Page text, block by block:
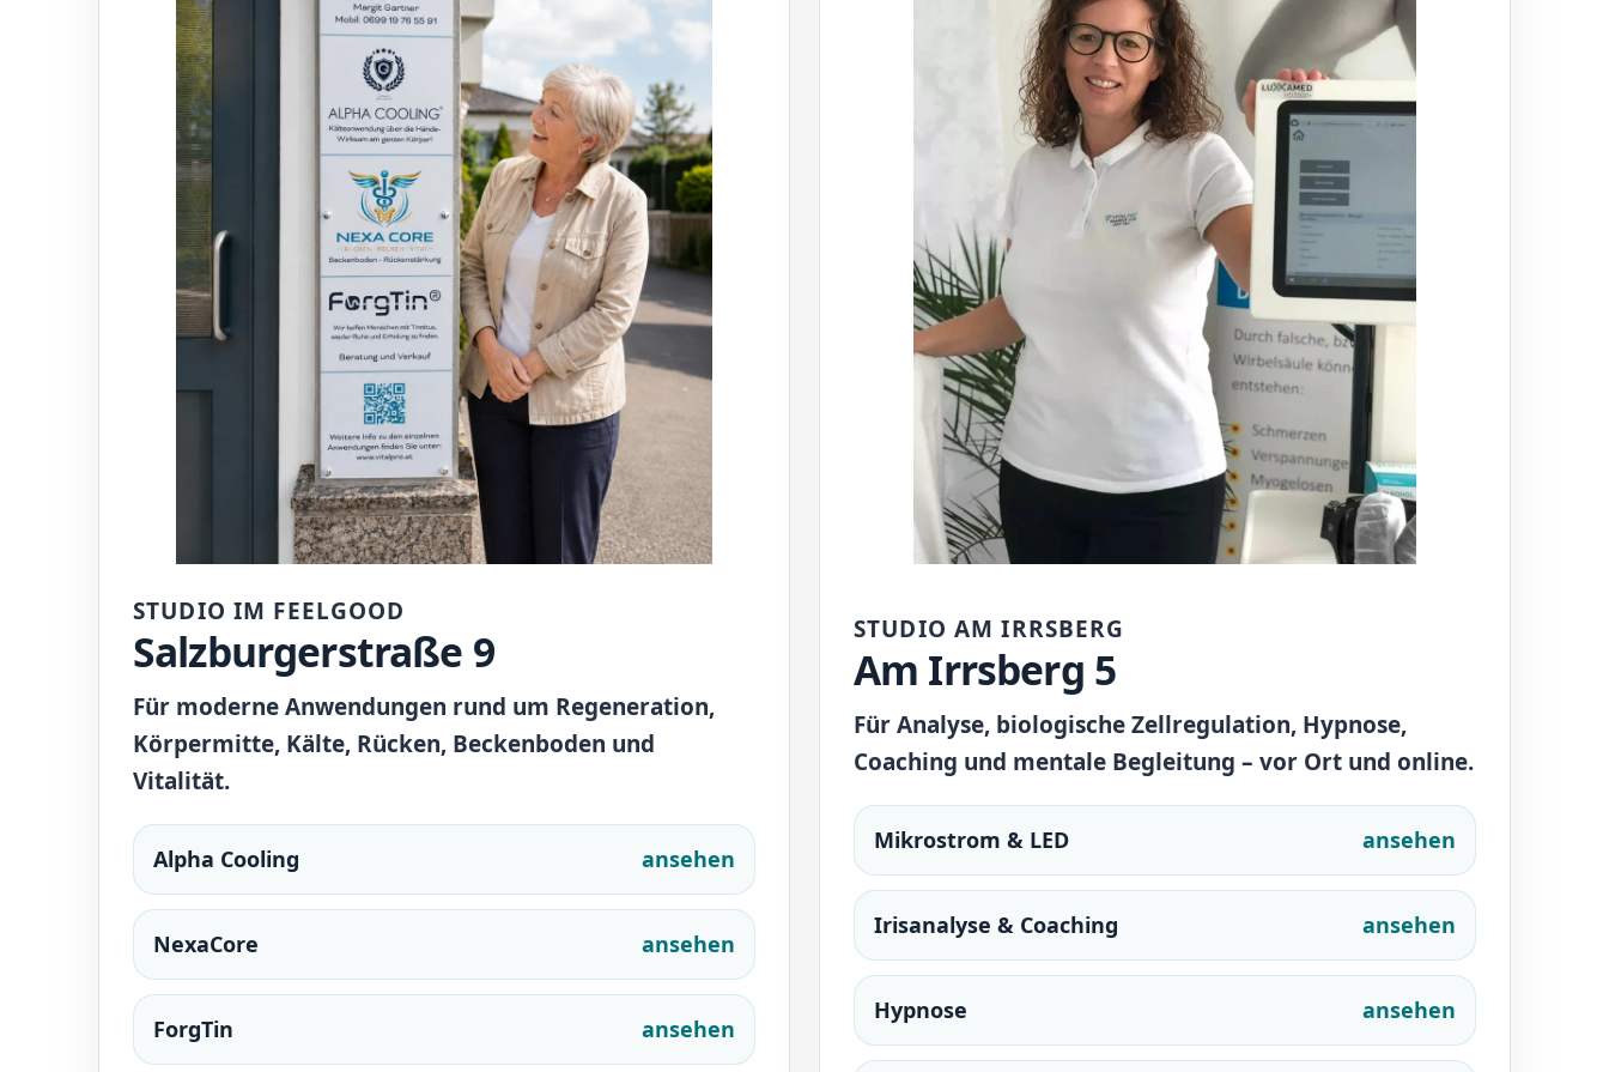
STUDIO IM FEELGOOD
Salzburgerstraße 9
Für moderne Anwendungen rund um Regeneration,
Körpermitte, Kälte, Rücken, Beckenboden und
Vitalität.
Alpha Cooling ansehen
NexaCore ansehen
ForgTin ansehen
STUDIO AM IRRSBERG
Am Irrsberg 5
Für Analyse, biologische Zellregulation, Hypnose,
Coaching und mentale Begleitung – vor Ort und online.
Mikrostrom & LED ansehen
Irisanalyse & Coaching ansehen
Hypnose ansehen